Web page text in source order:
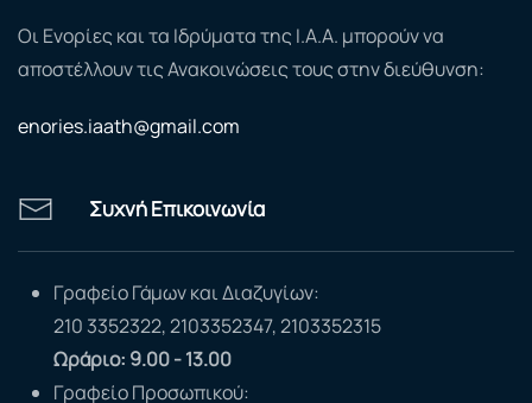
Οι Ενορίες και τα Ιδρύματα της Ι.Α.Α. μπορούν να
αποστέλλουν τις Ανακοινώσεις τους στην διεύθυνση:
enories.iaath@gmail.com
Συχνή Επικοινωνία
Γραφείο Γάμων και Διαζυγίων:
210 3352322, 2103352347, 2103352315
Ωράριο: 9.00 - 13.00
Γραφείο Προσωπικού: